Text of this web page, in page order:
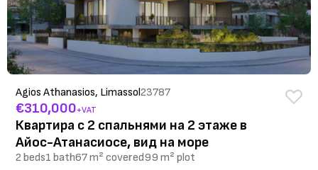
Agios Athanasios, Limassol23787
€310,000+VAT
Квартира с 2 спальнями на 2 этаже в
Айос-Атанасиосе, вид на море
2 beds1 bath67 m² covered99 m² plot